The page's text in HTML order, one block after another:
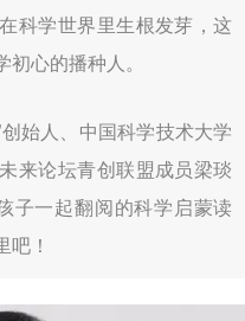
科学世界里生根发芽，这
心的播种人。
始人、 中国科学技术大学
来论坛青创联盟成员梁琰
子一起翻阅的科学启蒙读
吧！